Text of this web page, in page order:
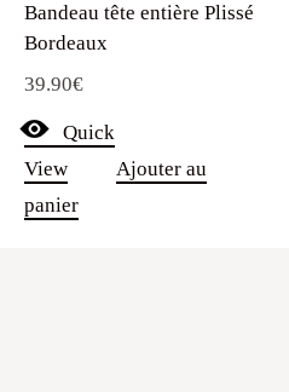
Bandeau tête entière Plissé
Bordeaux
39.90€
Quick
View
Ajouter au
panier